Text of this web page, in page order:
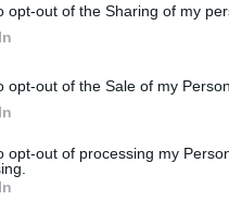
opt-out of the Sharing of my
opt-out of the Sale of my
opt-out of processing my
do ICE
operação intensificada
uma ação de grande
sem diálogo com